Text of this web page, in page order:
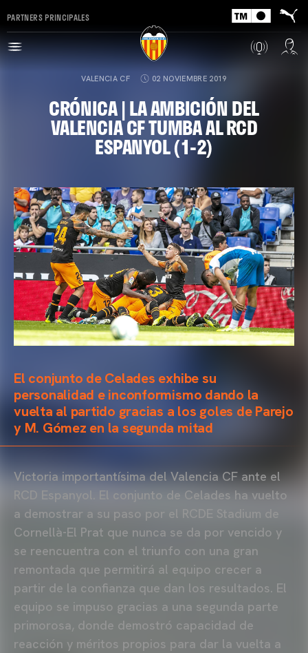
PARTNERS PRINCIPALES
VALENCIA CF 02 NOVIEMBRE 2019
CRÓNICA | LA AMBICIÓN DEL
VALENCIA CF TUMBA AL RCD
ESPANYOL (1-2)
El conjunto de Celades exhibe su
personalidad e inconformismo dando la
vuelta al partido gracias a los goles de Parejo
y M. Gómez en la segunda mitad
Victoria importantísima del Valencia CF ante el
RCD Espanyol. El conjunto de Celades ha vuelto
a demostrar a su paso por el RCDE Stadium de
Cornellà-El Prat que nunca se da por vencido y
se reencuentra con el triunfo con una gran
remontada que permitirá al equipo crecer a
partir de la confianza que dan los resultados. El
equipo se impuso gracias a una segunda parte
primorosa, donde demostró capacidad de
reacción y méritos propios para dar la vuelta a